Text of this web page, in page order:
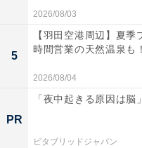
2026/08/03
5
【羽田空港周辺】夏
時間営業の天然温泉も
2026/08/04
PR
「夜中起きる原因は
ビタブリッドジャパン